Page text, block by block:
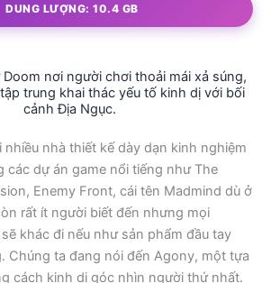
DUNG LƯỢNG: 10.4 GB
nơi người chơi thoải mái xả súng,
trung khai thác yếu tố kinh dị với bối
cảnh Địa Ngục.
nhà thiết kế dày dạn kinh nghiệm
các dự án game nổi tiếng như The
Enemy Front, cái tên Madmind dù ở
rất ít người biết đến nhưng mọi
khác đi nếu như sản phẩm đầu tay
Chúng ta đang nói đến Agony, một tựa
cách kinh dị góc nhìn người thứ nhất.